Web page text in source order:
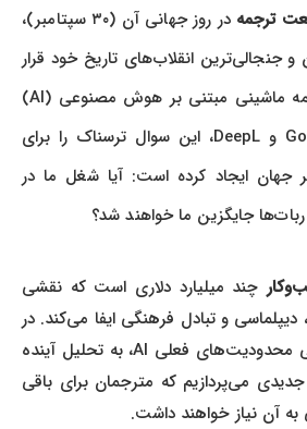
ترجمه
در روز جهانی آن (۳۰ سپتامبر)،
و جنجالی‌ترین انقلاب‌های تاریخ خود قرار
دارد. ظهور ابزارهای ترجمه ماشینی مبتنی بر هوش مصنوعی (AI)
مانند Google Translate و DeepL، این سوال ترسناک را برای
جهان ایجاد کرده است: آیا شغل ما در
جایگزین ما خواهند شد؟
چند میلیارد دلاری است که نقشی
و تبادل فرهنگی ایفا می‌کند. در
این گزارش، ضمن بررسی محدودیت‌های فعلی AI، به تحلیل آینده
می‌پردازیم که مترجمان برای باقی
به آن نیاز خواهند داشت.